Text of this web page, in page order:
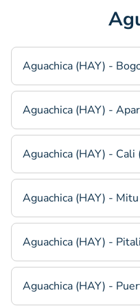
Aguachica (HAY) -
Aguachica (HAY) -
Aguachica (HAY) - Cali
Aguachica (HAY) -
Aguachica (HAY) -
Aguachica (HAY) -